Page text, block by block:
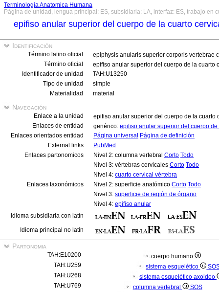
Terminologia Anatomica Humana
Página de unidad, lengua principal: ES, subsidiaria: LA, interfaz: ES, trabajo en
epifiso anular superior del cuerpo de la cuarto
Identificación
Término latino oficial
epiphysis anularis superior corporis vertebrae
Término oficial
epifiso anular superior del cuerpo de la cuarto
Identificador de unidad
TAH:U13250
Tipo de unidad
simple
Materialidad
material
Navegación
Enlace a la unidad
epifiso anular superior del cuerpo de la cuarto
Enlaces de entidad
genérico: epifiso anular superior del cuerpo
Enlaces orientados entidad
Página universal Página de definición
External links
PubMed
Enlaces partonomicos
Nivel 2: columna vertebral Corto Todo
Nivel 3: vértebras cervicales Corto Todo
Nivel 4: cuarto cervical vértebra
Enlaces taxonómicos
Nivel 2: superficie anatómico Corto Todo
Nivel 3: superficie de región de órgano
Nivel 4: epifiso anular
Idioma subsidiaria con latín
Idioma principal no latín
Partonomia
TAH:E10200
cuerpo humano
TAH:U259
sistema esquelético
TAH:U268
sistema esquelético axoideo
TAH:U769
columna vertebral
SOS